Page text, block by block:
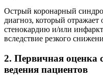
Острый коронарный
диагноз, который
стенокардию и/или
вследствие резкого
2. Первичная оценка
ведения пациентов